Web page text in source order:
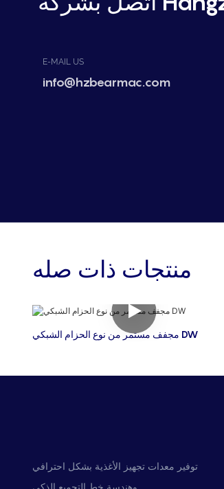
E-MAIL US
info@hzbearmac.com
منتجات ذات صله
مجفف مستمر من نوع الحزام الشبكي DW
توفير معدات تجهيز الأغذية بشكل احترافي